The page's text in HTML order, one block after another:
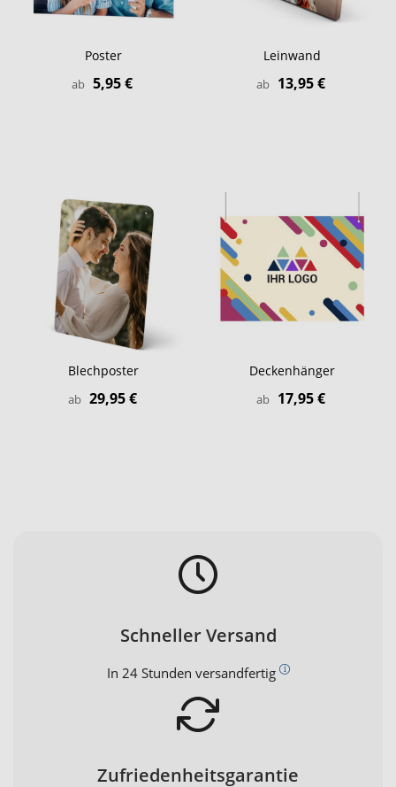
Poster
ab 5,95 €
Leinwand
ab 13,95 €
Blechposter
ab 29,95 €
Deckenhänger
ab 17,95 €
Schneller Versand
In 24 Stunden versandfertig
Zufriedenheitsgarantie